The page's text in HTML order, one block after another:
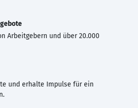
Arbeitgebern und über 20.000
und erhalte Impulse für ein